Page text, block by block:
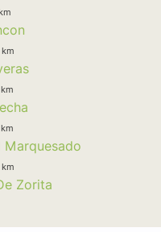
Marquesado
Zorita